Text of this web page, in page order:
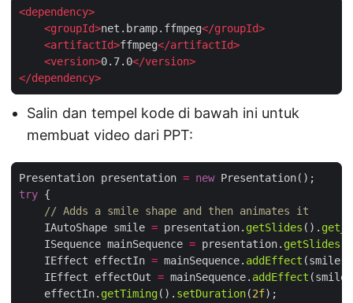
<dependency>
<groupId>net.bramp.ffmpeg</groupId>
<artifactId>ffmpeg</artifactId>
<version>0.7.0</version>
</dependency>
Salin dan tempel kode di bawah ini untuk
membuat video dari PPT:
Presentation presentation = new
try
// Adds a smile shape and then animates it
    IAutoShape smile
= presentation. getSlides ().
    ISequence mainSequence
= presentation. getSlides
    IEffect effectIn
= mainSequence. addEffect (smile,
    IEffect effectOut
= mainSequence. addEffect
    effectIn.
getTiming(). setDuration(2f